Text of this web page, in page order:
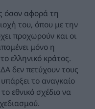
όσον αφορά τη
του, όπου με την
προχωρούν και οι
μόνο η
ελληνικό κράτος.
δεν πετύχουν τους
το αναγκαίο
εθνικό σχέδιο να